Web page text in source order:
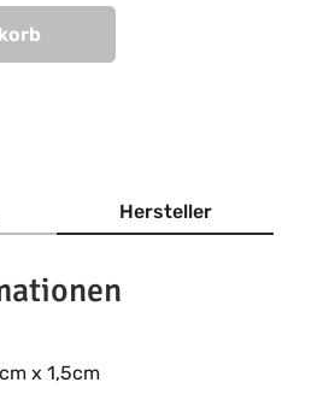
Hersteller
x 1,5cm